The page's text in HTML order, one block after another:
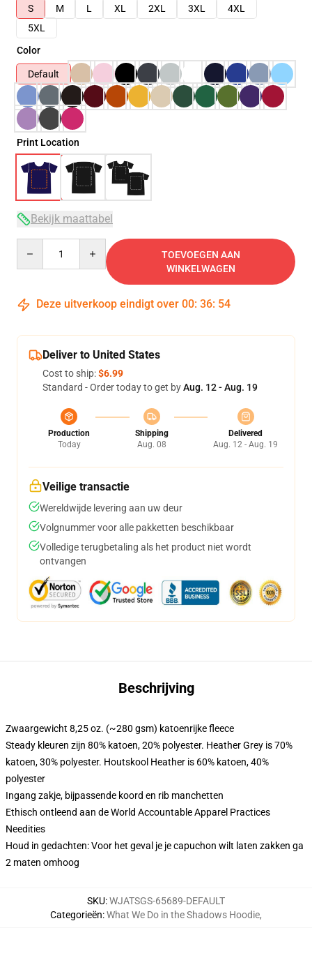
S
M L XL 2XL 3XL
4XL
5XL
Color
Default
Print Location
Bekijk maattabel
TOEVOEGEN AAN
WINKELWAGEN
Deze uitverkoop eindigt over 00: 36: 54
Deliver to United States
Cost to ship:$6.99
Standard - Order today to get byAug. 12 - Aug. 19
Production
Today
Shipping
Aug. 08
Delivered
Aug. 12 - Aug. 19
Veilige transactie
Wereldwijde levering aan uw deur
Volgnummer voor alle pakketten beschikbaar
Volledige terugbetaling als het product niet wordt
ontvangen
Beschrijving
Zwaargewicht 8,25 oz. (~280 gsm) katoenrijke fleece
Steady kleuren zijn 80% katoen, 20% polyester. Heather Grey is 70%
katoen, 30% polyester. Houtskool Heather is 60% katoen, 40%
polyester
Ingang zakje, bijpassende koord en rib manchetten
Ethisch ontleend aan de World Accountable Apparel Practices
Needities
Houd in gedachten: Voor het geval je je capuchon wilt laten zakken ga
2 maten omhoog
SKU:WJATSGS-65689-DEFAULT
Categorieën:What We Do in the Shadows Hoodie,